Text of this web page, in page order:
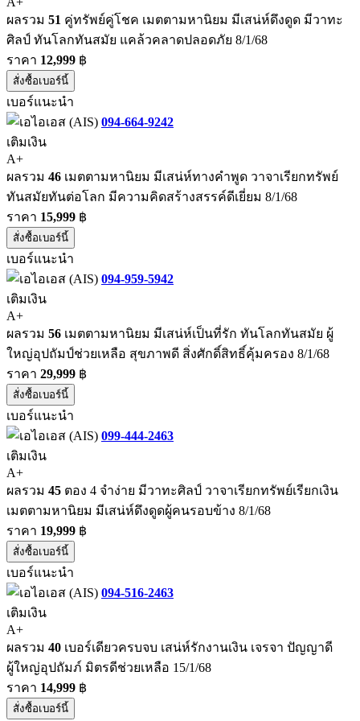
ผลรวม 51 คู่ทรัพย์คู่โชค เมตตามหานิยม มีเสน่ห์ดึงดูด มีวาทะ
ศิลป์ ทันโลกทันสมัย แคล้วคลาดปลอดภัย 8/1/68
ราคา 12,999 ฿
สั่งซื้อเบอร์นี้
เบอร์แนะนำ
094-664-9242
เติมเงิน
A+
ผลรวม 46 เมตตามหานิยม มีเสน่ห์ทางคำพูด วาจาเรียกทรัพย์
ทันสมัยทันต่อโลก มีความคิดสร้างสรรค์ดีเยี่ยม 8/1/68
ราคา 15,999 ฿
สั่งซื้อเบอร์นี้
เบอร์แนะนำ
094-959-5942
เติมเงิน
A+
ผลรวม 56 เมตตามหานิยม มีเสน่ห์เป็นที่รัก ทันโลกทันสมัย ผู้
ใหญ่อุปถัมป์ช่วยเหลือ สุขภาพดี สิ่งศักดิ์สิทธิ์คุ้มครอง 8/1/68
ราคา 29,999 ฿
สั่งซื้อเบอร์นี้
เบอร์แนะนำ
099-444-2463
เติมเงิน
A+
ผลรวม 45 ตอง 4 จำง่าย มีวาทะศิลป์ วาจาเรียกทรัพย์เรียกเงิน
เมตตามหานิยม มีเสน่ห์ดึงดูดผู้คนรอบข้าง 8/1/68
ราคา 19,999 ฿
สั่งซื้อเบอร์นี้
เบอร์แนะนำ
094-516-2463
เติมเงิน
A+
ผลรวม 40 เบอร์เดียวครบจบ เสน่ห์รักงานเงิน เจรจา ปัญญาดี
ผู้ใหญ่อุปถัมภ์ มิตรดีช่วยเหลือ 15/1/68
ราคา 14,999 ฿
สั่งซื้อเบอร์นี้